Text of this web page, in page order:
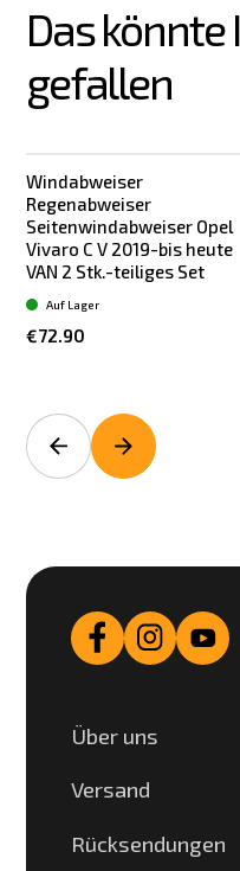
Das könnte
gefallen
Windabweiser
Regenabweiser
Seitenwindabweiser Opel
Vivaro C V 2019-bis heute
VAN 2 Stk.-teiliges Set
€72.90
Auf Lager
Über uns
Versand
Rücksendungen